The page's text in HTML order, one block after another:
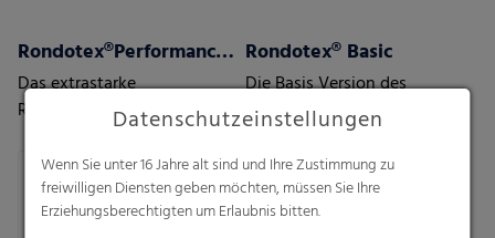
Rondotex®Performance+ Strong
Das extrastarke
Rundballennetz für
Pressgut
Rondotex® Basic
Die Basis Version des
Premiumnetzes Rondotex®
für Silage/Heu/Stroh
Datenschutzeinstellungen
Wenn Sie unter 16 Jahre alt sind und Ihre Zustimmung zu
freiwilligen Diensten geben möchten, müssen Sie Ihre
Erziehungsberechtigten um Erlaubnis bitten.